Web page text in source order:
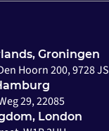
Groningen
Hoorn 200, 9728 JS
29, 22085
London